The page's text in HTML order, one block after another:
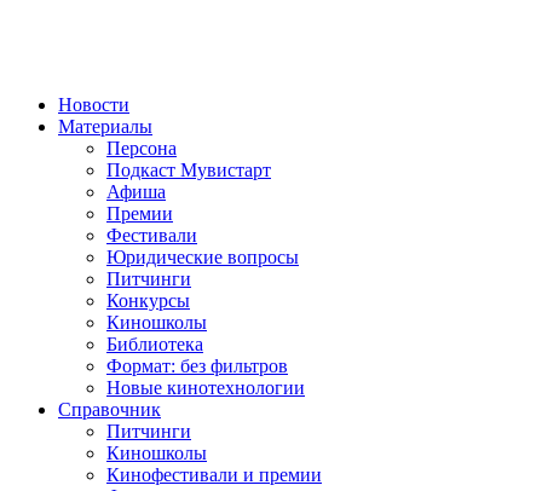
Новости
Материалы
Персона
Подкаст Мувистарт
Афиша
Премии
Фестивали
Юридические вопросы
Питчинги
Конкурсы
Киношколы
Библиотека
Формат: без фильтров
Новые кинотехнологии
Справочник
Питчинги
Киношколы
Кинофестивали и премии